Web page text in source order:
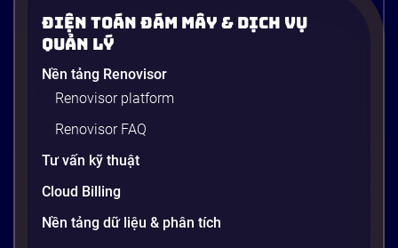
Điện Toán Đám Mây & Dịch Vụ
Quản Lý
Nền tảng Renovisor
Renovisor platform
Renovisor FAQ
Tư vấn kỹ thuật
Cloud Billing
Nền tảng dữ liệu & phân tích